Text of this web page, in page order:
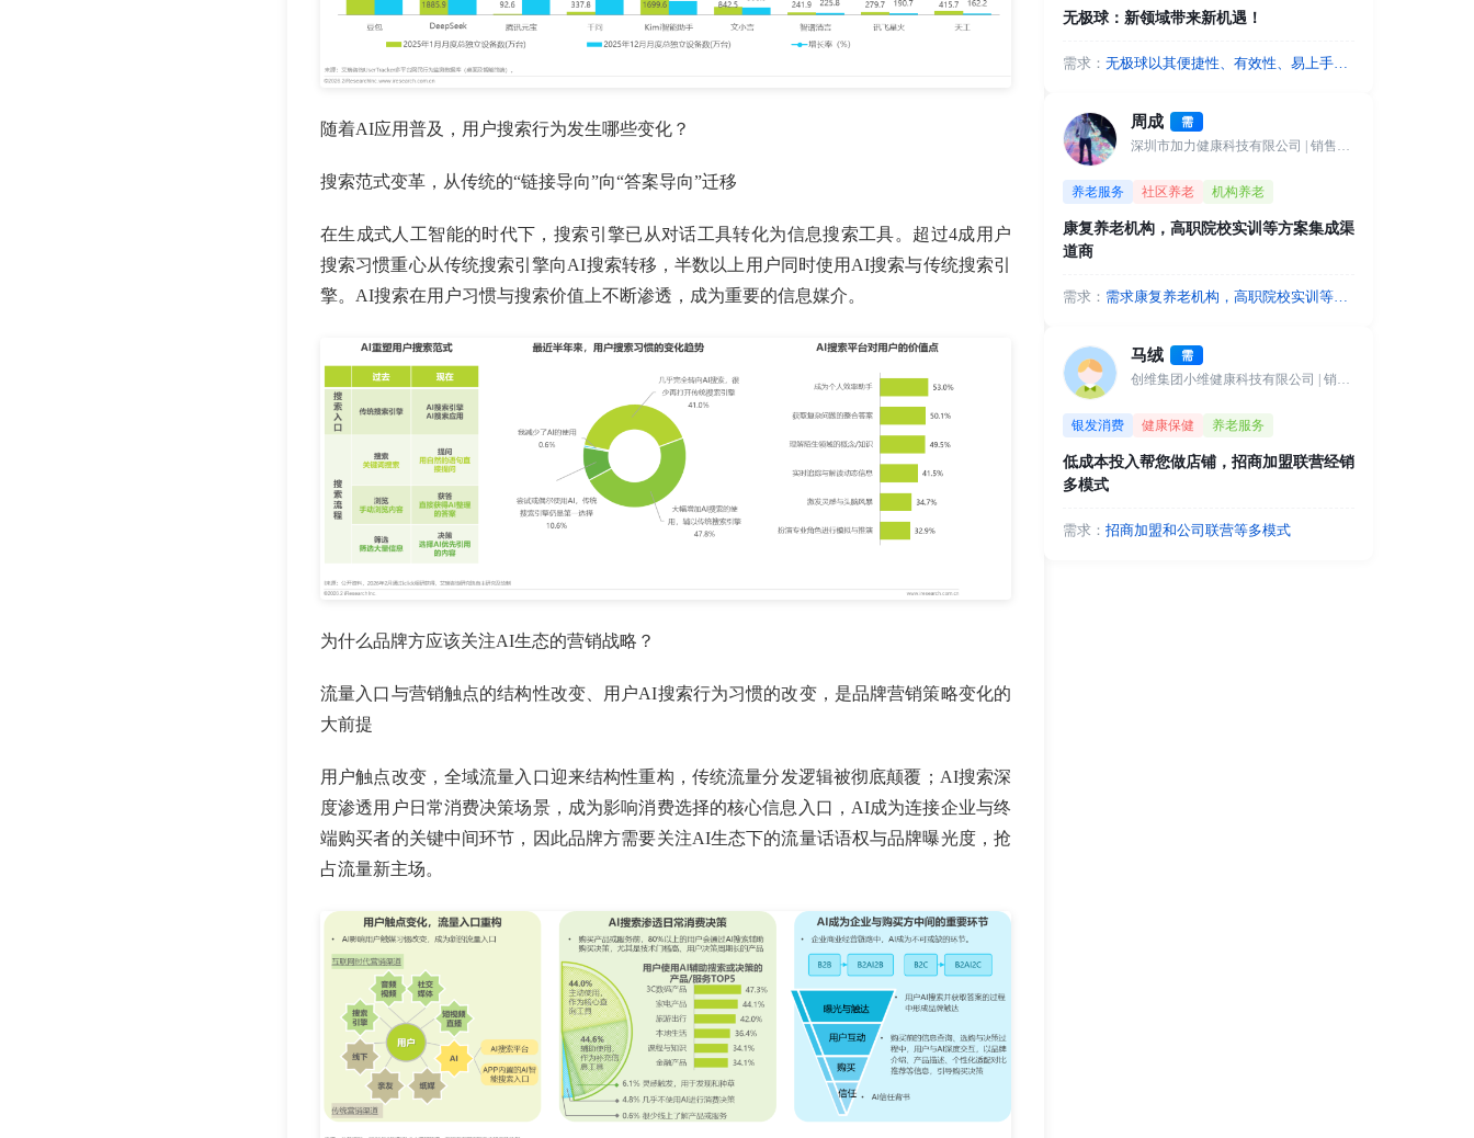
随着AI应用普及，用户搜索行为发生哪些变化？
搜索范式变革，从传统的“链接导向”向“答案导向”迁移
在生成式人工智能的时代下，搜索引擎已从对话工具转化为信息搜索工具。超过4成用户
搜索习惯重心从传统搜索引擎向AI搜索转移，半数以上用户同时使用AI搜索与传统搜索引
擎。AI搜索在用户习惯与搜索价值上不断渗透，成为重要的信息媒介。
为什么品牌方应该关注AI生态的营销战略？
流量入口与营销触点的结构性改变、用户AI搜索行为习惯的改变，是品牌营销策略变化的
大前提
用户触点改变，全域流量入口迎来结构性重构，传统流量分发逻辑被彻底颠覆；AI搜索深
度渗透用户日常消费决策场景，成为影响消费选择的核心信息入口，AI成为连接企业与终
端购买者的关键中间环节，因此品牌方需要关注AI生态下的流量话语权与品牌曝光度，抢
占流量新主场。
无极球：新领域带来新机遇！
需求： 无极球以其便捷性、有效性、易上手等
源”。已多次举办全国（线上）或省市级
（线下）比赛，是在传统健身基础上创
一定影响力。今年将举办上海市、江苏
省、山东省、江西省等省级线下比赛，
还将举办全国公开赛（线上线下），先
周成 需
深圳市加力健康科技有限公司 | 销售总监
养老服务 社区养老 机构养老
康复养老机构，高职院校实训等方案集成渠
道商
需求： 需求康复养老机构，高职院校实训等方
马绒 需
创维集团小维健康科技有限公司 | 销售总监
银发消费 健康保健 养老服务
低成本投入帮您做店铺，招商加盟联营经销
多模式
需求： 招商加盟和公司联营等多模式